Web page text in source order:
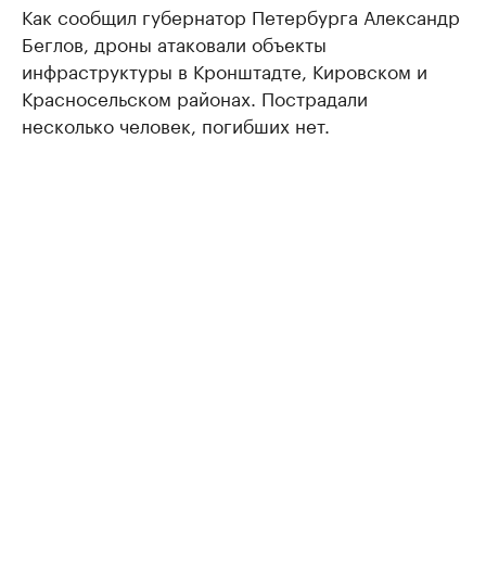
Как сообщил губернатор Петербурга Александр
Беглов, дроны атаковали объекты
инфраструктуры в Кронштадте, Кировском и
Красносельском районах. Пострадали
несколько человек, погибших нет.